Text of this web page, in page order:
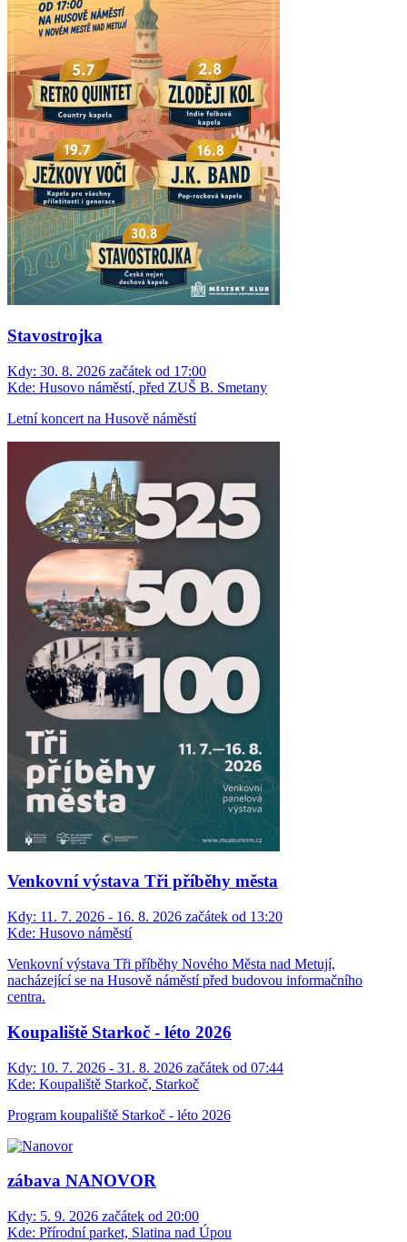
Stavostrojka
Kdy: 30. 8. 2026 začátek od 17:00
Kde: Husovo náměstí, před ZUŠ B. Smetany
Letní koncert na Husově náměstí
Venkovní výstava Tři příběhy města
Kdy: 11. 7. 2026 - 16. 8. 2026 začátek od 13:20
Kde: Husovo náměstí
Venkovní výstava Tři příběhy Nového Města nad Metují,
nacházející se na Husově náměstí před budovou informačního
centra.
Koupaliště Starkoč - léto 2026
Kdy: 10. 7. 2026 - 31. 8. 2026 začátek od 07:44
Kde: Koupaliště Starkoč, Starkoč
Program koupaliště Starkoč - léto 2026
zábava NANOVOR
Kdy: 5. 9. 2026 začátek od 20:00
Kde: Přírodní parket, Slatina nad Úpou